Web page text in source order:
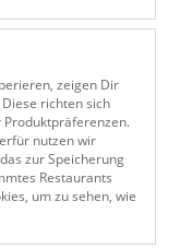
zeigen Dir
richten sich
nutzen wir
zur Speicherung
Restaurants
um zu sehen, wie